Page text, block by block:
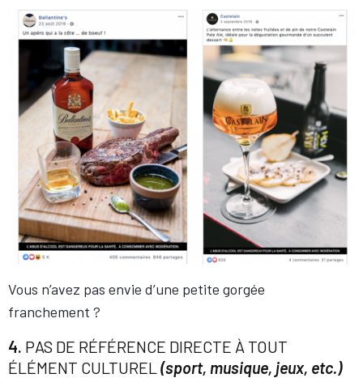
Vous n’avez pas envie d’une petite gorgée
franchement ?
4. PAS DE RÉFÉRENCE DIRECTE À TOUT
ÉLÉMENT CULTUREL (sport, musique, jeux, etc.)